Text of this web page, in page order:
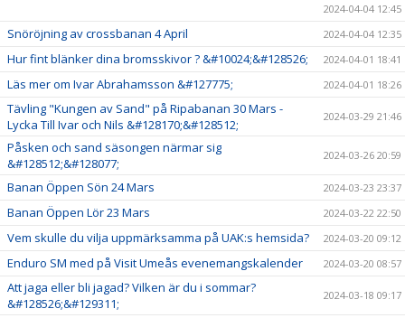
2024-04-04 12:45
Snöröjning av crossbanan 4 April 2024-04-04 12:35
Hur fint blänker dina bromsskivor ? &#10024;&#128526; 2024-04-01 18:41
Läs mer om Ivar Abrahamsson &#127775; 2024-04-01 18:26
Tävling "Kungen av Sand" på Ripabanan 30 Mars -
Lycka Till Ivar och Nils &#128170;&#128512;
2024-03-29 21:46
Påsken och sand säsongen närmar sig
&#128512;&#128077;
2024-03-26 20:59
Banan Öppen Sön 24 Mars 2024-03-23 23:37
Banan Öppen Lör 23 Mars 2024-03-22 22:50
Vem skulle du vilja uppmärksamma på UAK:s hemsida? 2024-03-20 09:12
Enduro SM med på Visit Umeås evenemangskalender 2024-03-20 08:57
Att jaga eller bli jagad? Vilken är du i sommar?
&#128526;&#129311;
2024-03-18 09:17